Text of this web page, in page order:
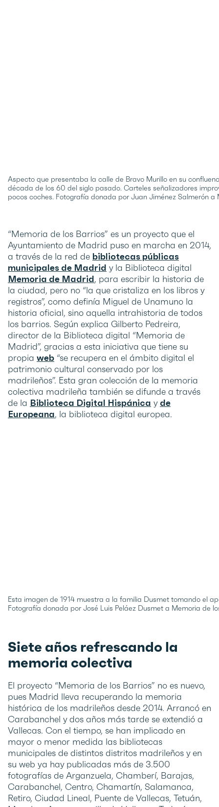
Aspecto que presentaba la calle de Bravo Murillo en su
década de los 60 del siglo pasado. Carteles señalizadores
pocos coches. Fotografía donada por Juan Jiménez Salmerón a
“Memoria de los Barrios” es un proyecto que el
Ayuntamiento de Madrid puso en marcha en 2014,
a través de la red de bibliotecas públicas
municipales de Madrid y la Biblioteca digital
Memoria de Madrid, para escribir la historia de
la ciudad, pero no “la que cristaliza en los libros y
registros”, como definía Miguel de Unamuno la
historia oficial, sino aquella intrahistoria de todos
los barrios. Según explica Gilberto Pedreira,
director de la Biblioteca digital “Memoria de
Madrid”, gracias a esta iniciativa que tiene su
propia web “se recupera en el ámbito digital el
patrimonio cultural conservado por los
madrileños”. Esta gran colección de la memoria
colectiva madrileña también se difunde a través
de la Biblioteca Digital Hispánica y de
Europeana, la biblioteca digital europea.
Esta imagen de 1914 muestra a la familia Dusmet tomando el
Fotografía donada por José Luis Peláez Dusmet a Memoria de
Siete años refrescando la
memoria colectiva
El proyecto “Memoria de los Barrios” no es nuevo,
pues Madrid lleva recuperando la memoria
histórica de los madrileños desde 2014. Arrancó en
Carabanchel y dos años más tarde se extendió a
Vallecas. Con el tiempo, se han implicado en
mayor o menor medida las bibliotecas
municipales de distintos distritos madrileños y en
su web ya hay publicadas más de 3.500
fotografías de Arganzuela, Chamberí, Barajas,
Carabanchel, Centro, Chamartín, Salamanca,
Retiro, Ciudad Lineal, Puente de Vallecas, Tetuán,